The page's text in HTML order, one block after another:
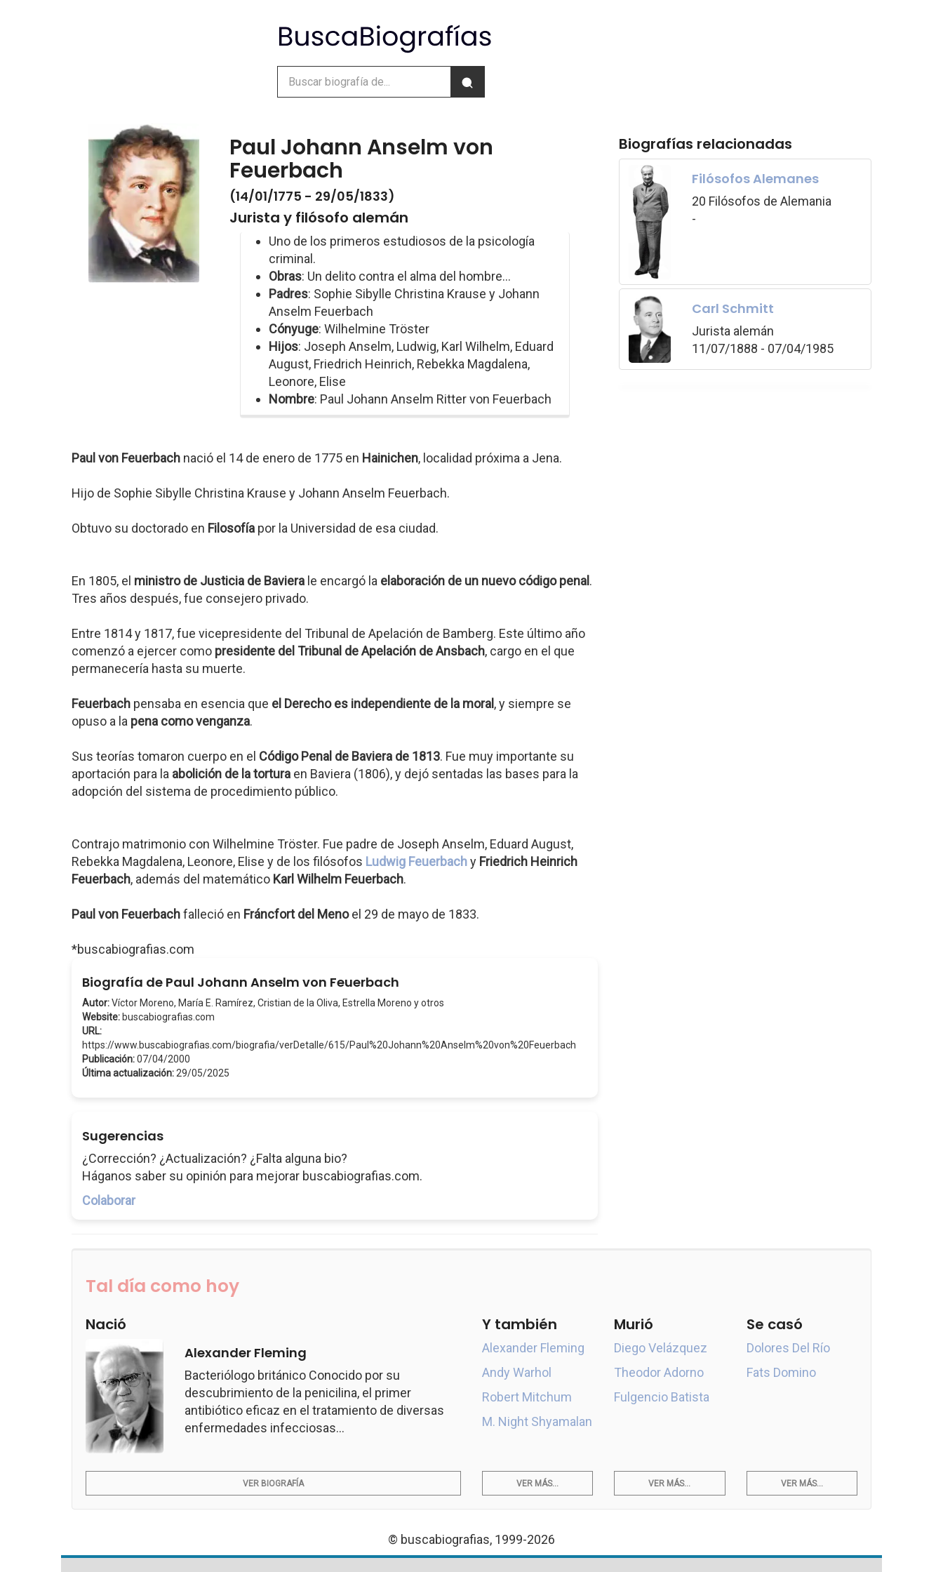
Paul Johann Anselm von
Feuerbach
(14/01/1775 - 29/05/1833)
Jurista y filósofo alemán
Uno de los primeros estudiosos de la psicología
criminal.
Obras: Un delito contra el alma del hombre...
Padres: Sophie Sibylle Christina Krause y Johann
Anselm Feuerbach
Cónyuge: Wilhelmine Tröster
Hijos: Joseph Anselm, Ludwig, Karl Wilhelm, Eduard
August, Friedrich Heinrich, Rebekka Magdalena,
Leonore, Elise
Nombre: Paul Johann Anselm Ritter von Feuerbach
Paul von Feuerbach nació el 14 de enero de 1775 en Hainichen, localidad próxima a Jena.
Hijo de Sophie Sibylle Christina Krause y Johann Anselm Feuerbach.
Obtuvo su doctorado en Filosofía por la Universidad de esa ciudad.
En 1805, el ministro de Justicia de Baviera le encargó la elaboración de un nuevo código penal .
Tres años después, fue consejero privado.
Entre 1814 y 1817, fue vicepresidente del Tribunal de Apelación de Bamberg. Este último año
comenzó a ejercer como presidente del Tribunal de Apelación de Ansbach, cargo en el que
permanecería hasta su muerte.
Feuerbach pensaba en esencia que el Derecho es independiente de la moral , y siempre se
opuso a la pena como venganza.
Sus teorías tomaron cuerpo en el Código Penal de Baviera de 1813. Fue muy importante su
aportación para la abolición de la tortura en Baviera (1806), y dejó sentadas las bases para la
adopción del sistema de procedimiento público.
Contrajo matrimonio con Wilhelmine Tröster. Fue padre de Joseph Anselm, Eduard August,
Rebekka Magdalena, Leonore, Elise y de los filósofos Ludwig Feuerbachy Friedrich Heinrich
Feuerbach, además del matemático Karl Wilhelm Feuerbach.
Paul von Feuerbachfalleció en Fráncfort del Menoel 29 de mayo de 1833.
*buscabiografias.com
Biografía de Paul Johann Anselm von Feuerbach
Autor:Víctor Moreno, María E. Ramírez, Cristian de la Oliva, Estrella Moreno y otros
Website: buscabiografias.com
URL:
https://www.buscabiografias.com/biografia/verDetalle/615/Paul%20Johann%20Anselm%20von%20Feuerbach
Publicación:07/04/2000
Última actualización: 29/05/2025
Sugerencias
¿Corrección? ¿Actualización? ¿Falta alguna bio?
Háganos saber su opinión para mejorar buscabiografias.com.
Colaborar
Biografías relacionadas
Filósofos Alemanes
20 Filósofos de Alemania
-
Carl Schmitt
Jurista alemán
11/07/1888 - 07/04/1985
Tal día como hoy
Nació
Alexander Fleming
Bacteriólogo británico Conocido por su
descubrimiento de la penicilina, el primer
antibiótico eficaz en el tratamiento de diversas
enfermedades infecciosas...
Y también
Alexander Fleming
Andy Warhol
Robert Mitchum
M. Night Shyamalan
Murió
Diego Velázquez
Theodor Adorno
Fulgencio Batista
Se casó
Dolores Del Río
Fats Domino
VER BIOGRAFÍA VER MÁS... VER MÁS... VER MÁS...
© buscabiografias, 1999-2026